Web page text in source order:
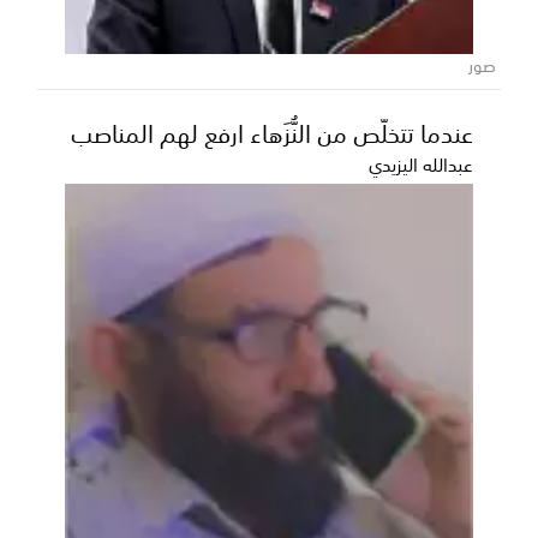
أكد محافظ محافظة شبوة، رئيس المجلس المحلي، عوض
محمد بن الوزير، حرص السلطة المحلية على تقديم كافة
أوج...
صور
عندما تتخلّص من النُّزَهاء ارفع لهم المناصب
عبدالله اليزيدي